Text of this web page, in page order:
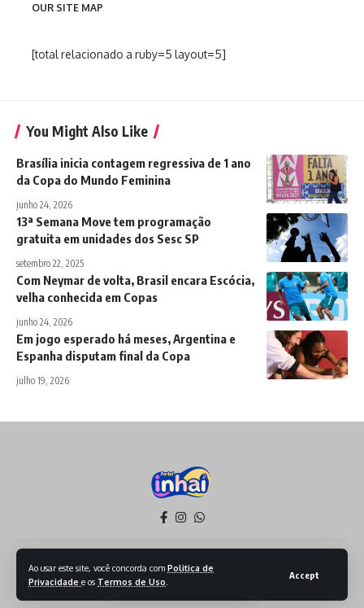
Ao usar este site, você concorda com Politica de
Privacidade e os Termos de Uso
Accept
OUR SITE MAP
[total relacionado a ruby=5 layout=5]
You Might Also Like
Brasília inicia contagem regressiva de 1 ano
da Copa do Mundo Feminina
junho 24, 2026
13ª Semana Move tem programação
gratuita em unidades dos Sesc SP
setembro 22, 2025
Com Neymar de volta, Brasil encara Escócia,
velha conhecida em Copas
junho 24, 2026
Em jogo esperado há meses, Argentina e
Espanha disputam final da Copa
julho 19, 2026
Todos os Direitos reservados - 2026 - Produzido por Sept Mídia